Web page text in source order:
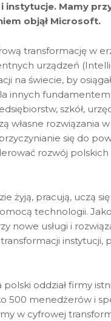
instytucje. Mamy
objął Microsoft.
transformację w
urządzeń
na świecie, by
innych
szkół,
własne rozwiązania
się do
rozwój polskich
żyją, pracują, uczą się
technologii.
nowe usługi i
instytucji,
oddział firmy
500 menedżerów i
w cyfrowej